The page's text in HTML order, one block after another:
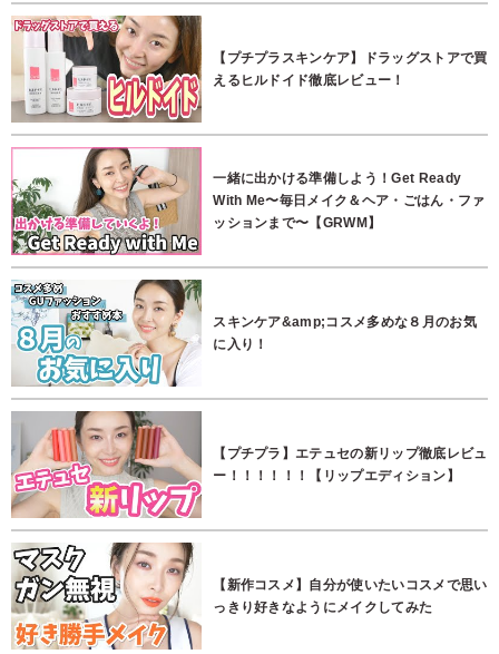
【プチプラスキンケア】ドラッグストアで買
えるヒルドイド徹底レビュー！
一緒に出かける準備しよう！Get Ready
With Me〜毎日メイク＆ヘア・ごはん・ファ
ッションまで〜【GRWM】
スキンケア&amp;コスメ多めな８月のお気
に入り！
【プチプラ】エテュセの新リップ徹底レビュ
ー！！！！！！【リップエディション】
【新作コスメ】自分が使いたいコスメで思い
っきり好きなようにメイクしてみた